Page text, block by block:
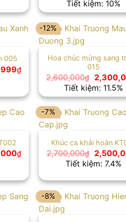
là:
2,200,000₫.
là:
Tiết kiệm: 10%
005
₫Giá
hiện
là:
2,999,999₫.
-12%
Hoa chúc mừng sang
015
2,600,000₫
Giá
gốc
là:
Tiết kiệm: 11.5%
₫Giá
hiện
là:
2,300,000₫.
-7%
Khúc ca khải hoàn
2,700,000₫
Giá
gốc
là:
Tiết kiệm: 7.4%
-8%